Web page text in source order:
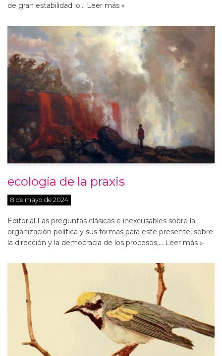
de gran estabilidad lo… Leer más »
ecología de la praxis
8 de mayo de 2024
Editorial Las preguntas clásicas e inexcusables sobre la
organización política y sus formas para este presente, sobre
la dirección y la democracia de los procesos,… Leer más »